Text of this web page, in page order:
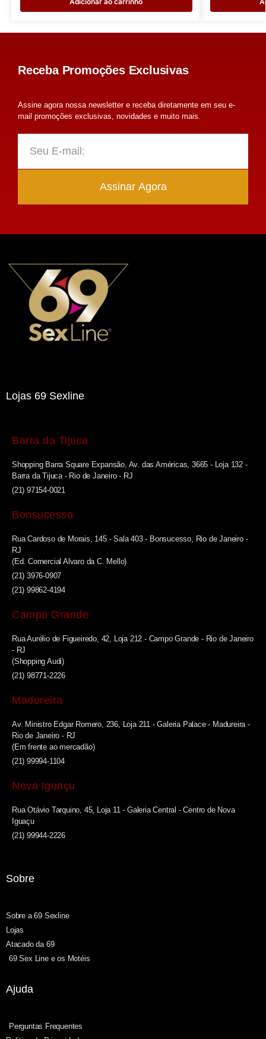
Receba Promoções Exclusivas
Assine agora nossa newsletter e receba diretamente em seu e-
mail promoções exclusivas, novidades e muito mais.
Assinar Agora
Lojas 69 Sexline
Barra da Tijuca
Shopping Barra Square Expansão, Av. das Américas, 3665 - Loja 132 -
Barra da Tijuca - Rio de Janeiro - RJ
(21) 97154-0021
Bonsucesso
Rua Cardoso de Morais, 145 - Sala 403 - Bonsucesso, Rio de Janeiro -
RJ
(Ed. Comercial Alvaro da C. Mello)
(21) 3976-0907
(21) 99862-4194
Campo Grande
Rua Aurélio de Figueiredo, 42, Loja 212 - Campo Grande - Rio de Janeiro
- RJ
(Shopping Audi)
(21) 98771-2226
Madureira
Av. Ministro Edgar Romero, 236, Loja 211 - Galeria Palace - Madureira -
Rio de Janeiro - RJ
(Em frente ao mercadão)
(21) 99994-1104
Nova Iguaçu
Rua Otávio Tarquino, 45, Loja 11 - Galeria Central - Centro de Nova
Iguaçu
(21) 99944-2226
Sobre
Sobre a 69 Sexline
Lojas
Atacado da 69
69 Sex Line e os Motéis
Ajuda
Perguntas Frequentes